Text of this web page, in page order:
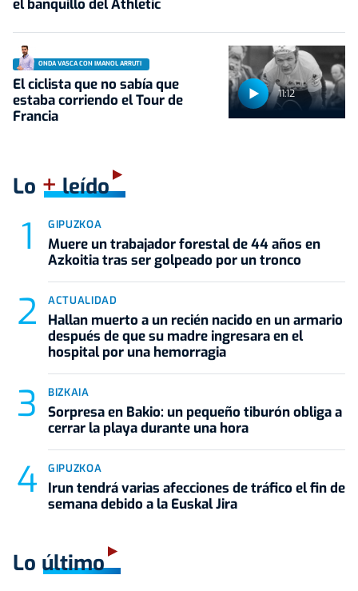
el banquillo del Athletic
11:12
ONDA VASCA CON IMANOL ARRUTI
El ciclista que no sabía que
estaba corriendo el Tour de
Francia
Lo +leído
GIPUZKOA
Muere un trabajador forestal de 44 años en
Azkoitia tras ser golpeado por un tronco
ACTUALIDAD
Hallan muerto a un recién nacido en un armario
después de que su madre ingresara en el
hospital por una hemorragia
BIZKAIA
Sorpresa en Bakio: un pequeño tiburón obliga a
cerrar la playa durante una hora
GIPUZKOA
Irun tendrá varias afecciones de tráfico el fin de
semana debido a la Euskal Jira
Lo último